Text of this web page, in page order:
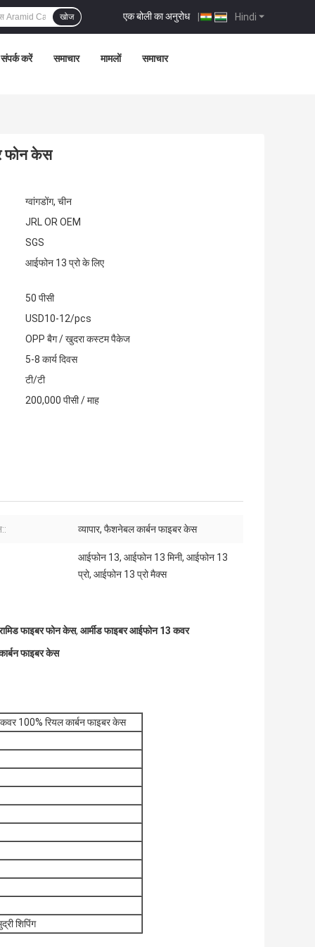
Hindi
एक बोली का अनुरोध |
खोज
संपर्क करें समाचार मामलों समाचार
फोन केस
ग्वांगडोंग, चीन
JRL OR OEM
SGS
आईफोन 13 प्रो के लिए
50 पीसी
USD10-12/pcs
OPP बैग / खुदरा कस्टम पैकेज
5-8 कार्य दिवस
टी/टी
200,000 पीसी / माह
व्यापार, फैशनेबल कार्बन फाइबर केस
आईफोन 13, आईफोन 13 मिनी, आईफोन 13
प्रो, आईफोन 13 प्रो मैक्स
फाइबर फोन केस, आर्मीड फाइबर आईफोन 13 कवर
फाइबर केस
100% रियल कार्बन फाइबर केस
शिपिंग